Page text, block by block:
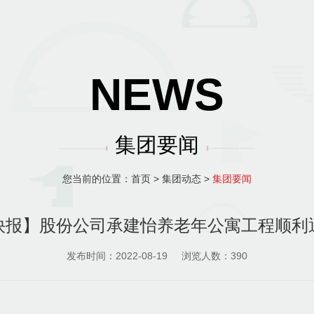
NEWS
集团要闻
您当前的位置： 首页 > 集团动态 > 集团要闻
报】股份公司承建怡养老年公寓工程顺利
发布时间：2022-08-19 浏览人数： 390